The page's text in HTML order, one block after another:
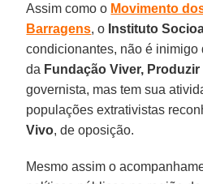
Assim como o Movimento
Barragens, o Instituto
condicionantes, não é inimigo
da Fundação Viver,
governista, mas tem sua
populações extrativistas
Vivo, de oposição.
Mesmo assim o